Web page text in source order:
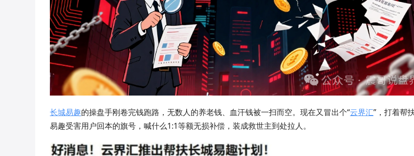
长城易趣的操盘手刚卷完钱跑路，无数人的养老钱、血汗钱被一扫而空。现在又冒出个“云界汇”，打着帮
易趣受害用户回本的旗号，喊什么1:1等额无损补偿，装成救世主到处拉人。